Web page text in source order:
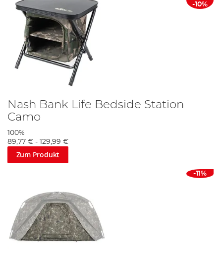
-10%
Nash Bank Life Bedside Station
Camo
100%
89,77 € - 129,99 €
Zum Produkt
-11%